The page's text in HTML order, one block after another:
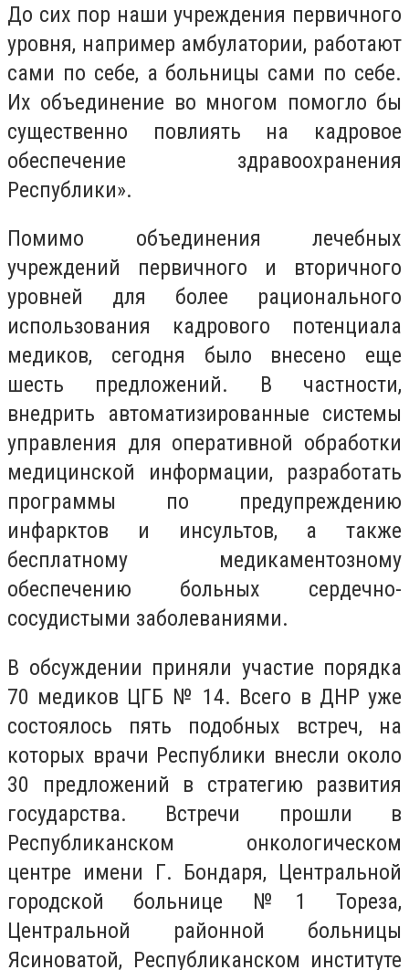
До сих пор наши учреждения первичного
уровня, например амбулатории, работают
сами по себе, а больницы сами по себе.
Их объединение во многом помогло бы
существенно повлиять на кадровое
обеспечение здравоохранения
Республики».
Помимо объединения лечебных
учреждений первичного и вторичного
уровней для более рационального
использования кадрового потенциала
медиков, сегодня было внесено еще
шесть предложений. В частности,
внедрить автоматизированные системы
управления для оперативной обработки
медицинской информации, разработать
программы по предупреждению
инфарктов и инсультов, а также
бесплатному медикаментозному
обеспечению больных сердечно-
сосудистыми заболеваниями.
В обсуждении приняли участие порядка
70 медиков ЦГБ № 14. Всего в ДНР уже
состоялось пять подобных встреч, на
которых врачи Республики внесли около
30 предложений в стратегию развития
государства. Встречи прошли в
Республиканском онкологическом
центре имени Г. Бондаря, Центральной
городской больнице №1 Тореза,
Центральной районной больницы
Ясиноватой, Республиканском институте